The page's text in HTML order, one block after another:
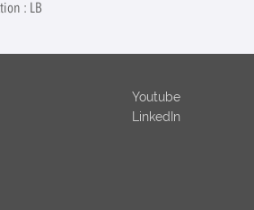
: LB
Youtube
LinkedIn